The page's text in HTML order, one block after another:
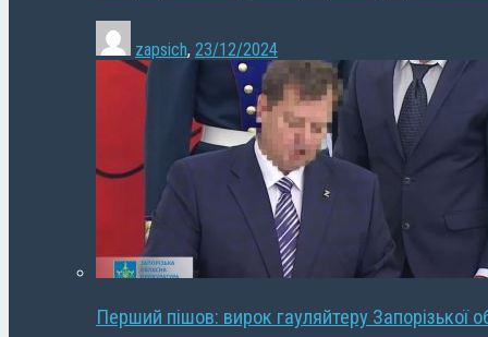
zapsich, 23/12/2024
Перший пішов: вирок гауляйтеру Запорізької